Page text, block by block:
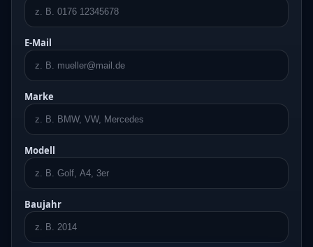
E-Mail
Marke
Modell
Baujahr